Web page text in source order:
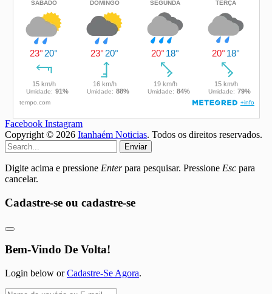
Facebook Instagram
Copyright © 2026 Itanhaém Noticias. Todos os direitos reservados.
Enviar
Digite acima e pressione Enterpara pesquisar. Pressione Esc para
cancelar.
Cadastre-se ou cadastre-se
Bem-Vindo De Volta!
Login below orCadastre-Se Agora.